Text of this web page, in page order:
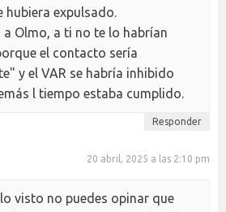
hubiera expulsado.
a Olmo, a ti no te lo habrían
el contacto sería
y el VAR se habría inhibido
l tiempo estaba cumplido.
Responder
20 abril, 2025 a las 2:10 pm
visto no puedes opinar que